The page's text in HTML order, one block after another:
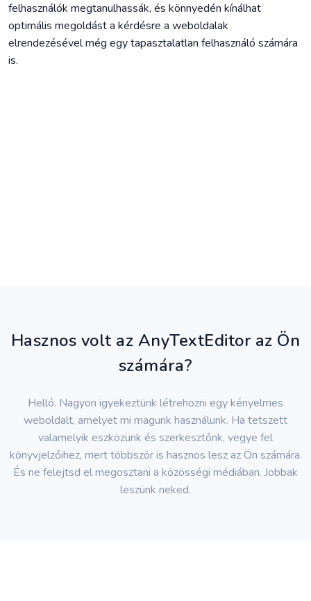
felhasználók megtanulhassák, és könnyedén kínálhat
optimális megoldást a kérdésre a weboldalak
elrendezésével még egy tapasztalatlan felhasználó számára
is.
Hasznos volt az AnyTextEditor az Ön
számára?
Helló. Nagyon igyekeztünk létrehozni egy kényelmes
weboldalt, amelyet mi magunk használunk. Ha tetszett
valamelyik eszközünk és szerkesztőnk, vegye fel
könyvjelzőihez, mert többször is hasznos lesz az Ön számára.
És ne felejtsd el megosztani a közösségi médiában. Jobbak
leszünk neked.